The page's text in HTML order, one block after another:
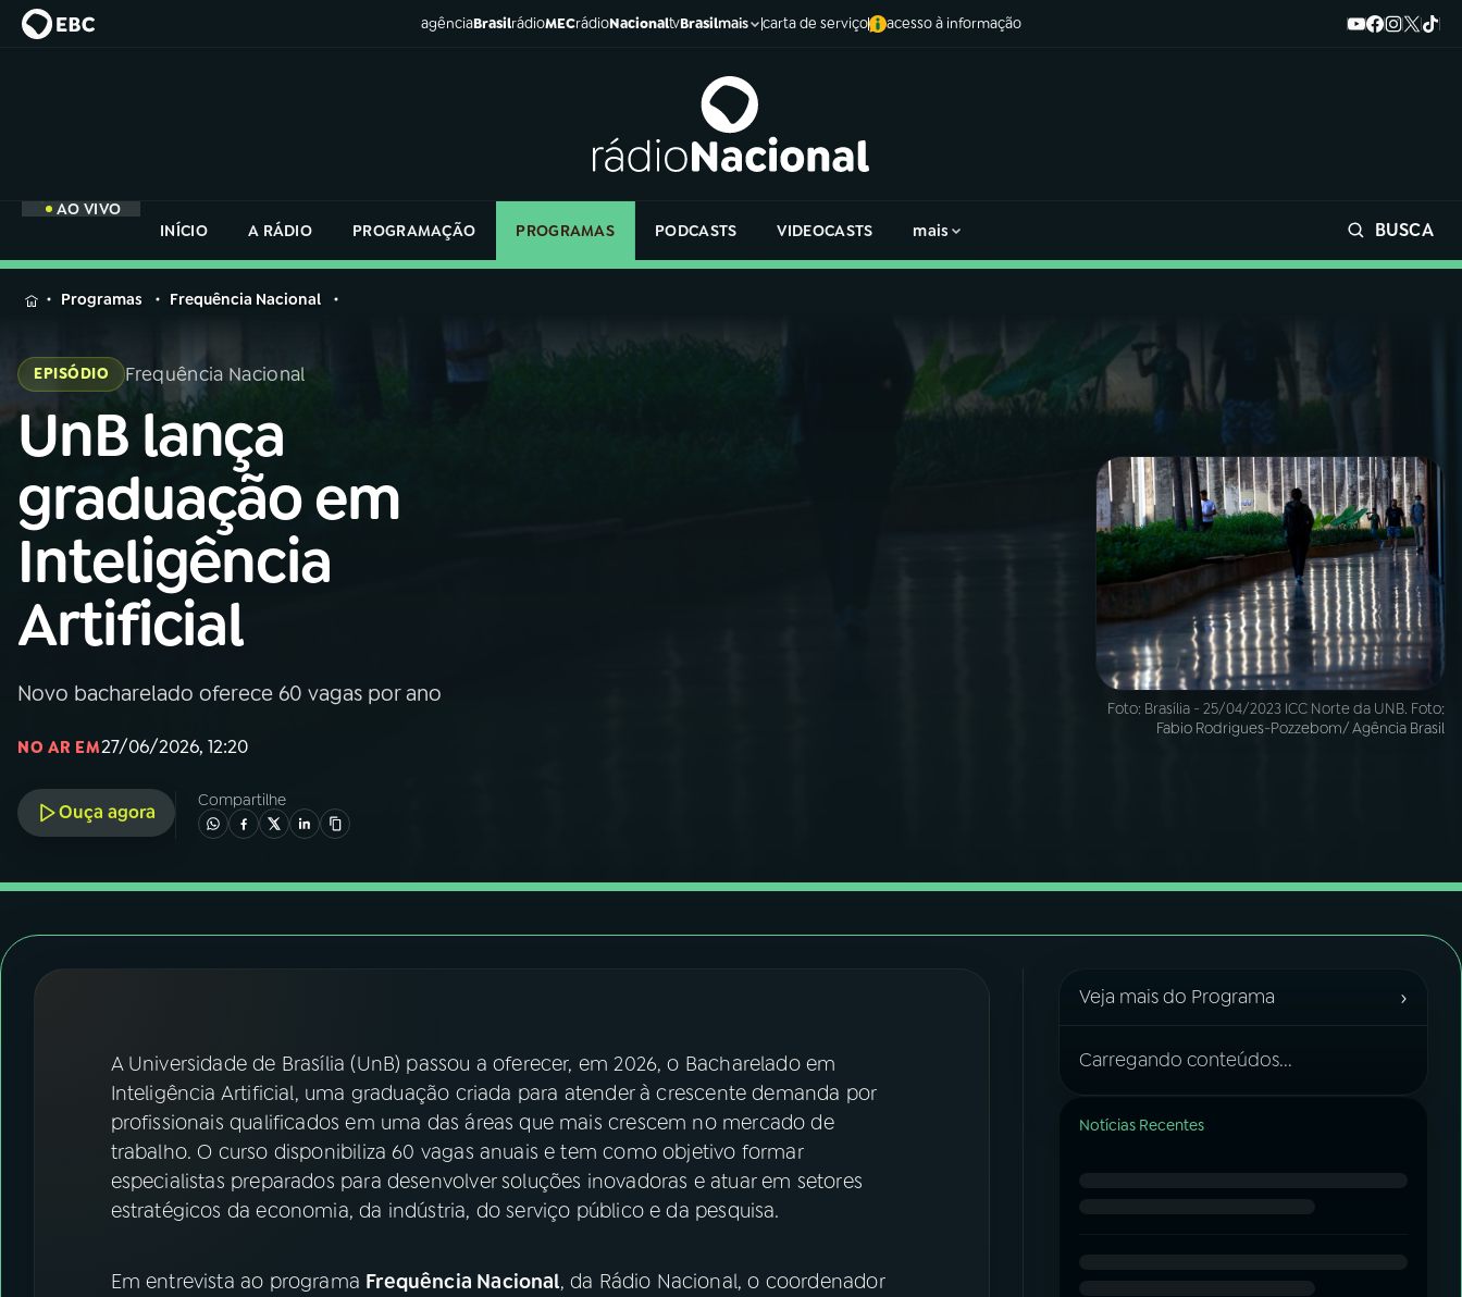
agênciaBrasilrádioMECrádioNacionaltvBrasilmais carta de serviço acesso à informação
AO VIVO
INÍCIO
A RÁDIO PROGRAMAÇÃO PROGRAMAS PODCASTS VIDEOCASTS mais BUSCA
MENU
Buscar
na
Rádio
Nacional
AO VIVO
01INÍCIO
02A RÁDIO
03PROGRAMAÇÃO
05PODCASTS
FESTIVAL DE MÚSICA
ACOMPANHE A RÁDIO NACIONAL
Facebook
Instagram X
na
Rádio
Nacional
Programas Frequência Nacional
EPISÓDIO Frequência Nacional
UnB lança
graduação em
Inteligência
Artificial
Novo bacharelado oferece 60 vagas por ano
NO AR EM27/06/2026, 12:20
Ouça agora
Compartilhe
Foto: Brasília - 25/04/2023 ICC Norte da UNB. Foto:
Fabio Rodrigues-Pozzebom/ Agência Brasil
A Universidade de Brasília (UnB) passou a oferecer, em 2026, o Bacharelado em
Inteligência Artificial, uma graduação criada para atender à crescente demanda por
profissionais qualificados em uma das áreas que mais crescem no mercado de
trabalho. O curso disponibiliza 60 vagas anuais e tem como objetivo formar
especialistas preparados para desenvolver soluções inovadoras e atuar em setores
estratégicos da economia, da indústria, do serviço público e da pesquisa.
Em entrevista ao programa Frequência Nacional, da Rádio Nacional, o coordenador
Veja mais do Programa ›
Carregando conteúdos...
Notícias Recentes